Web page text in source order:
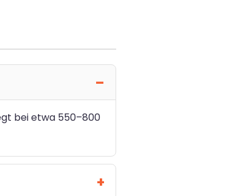
bei etwa 550–800